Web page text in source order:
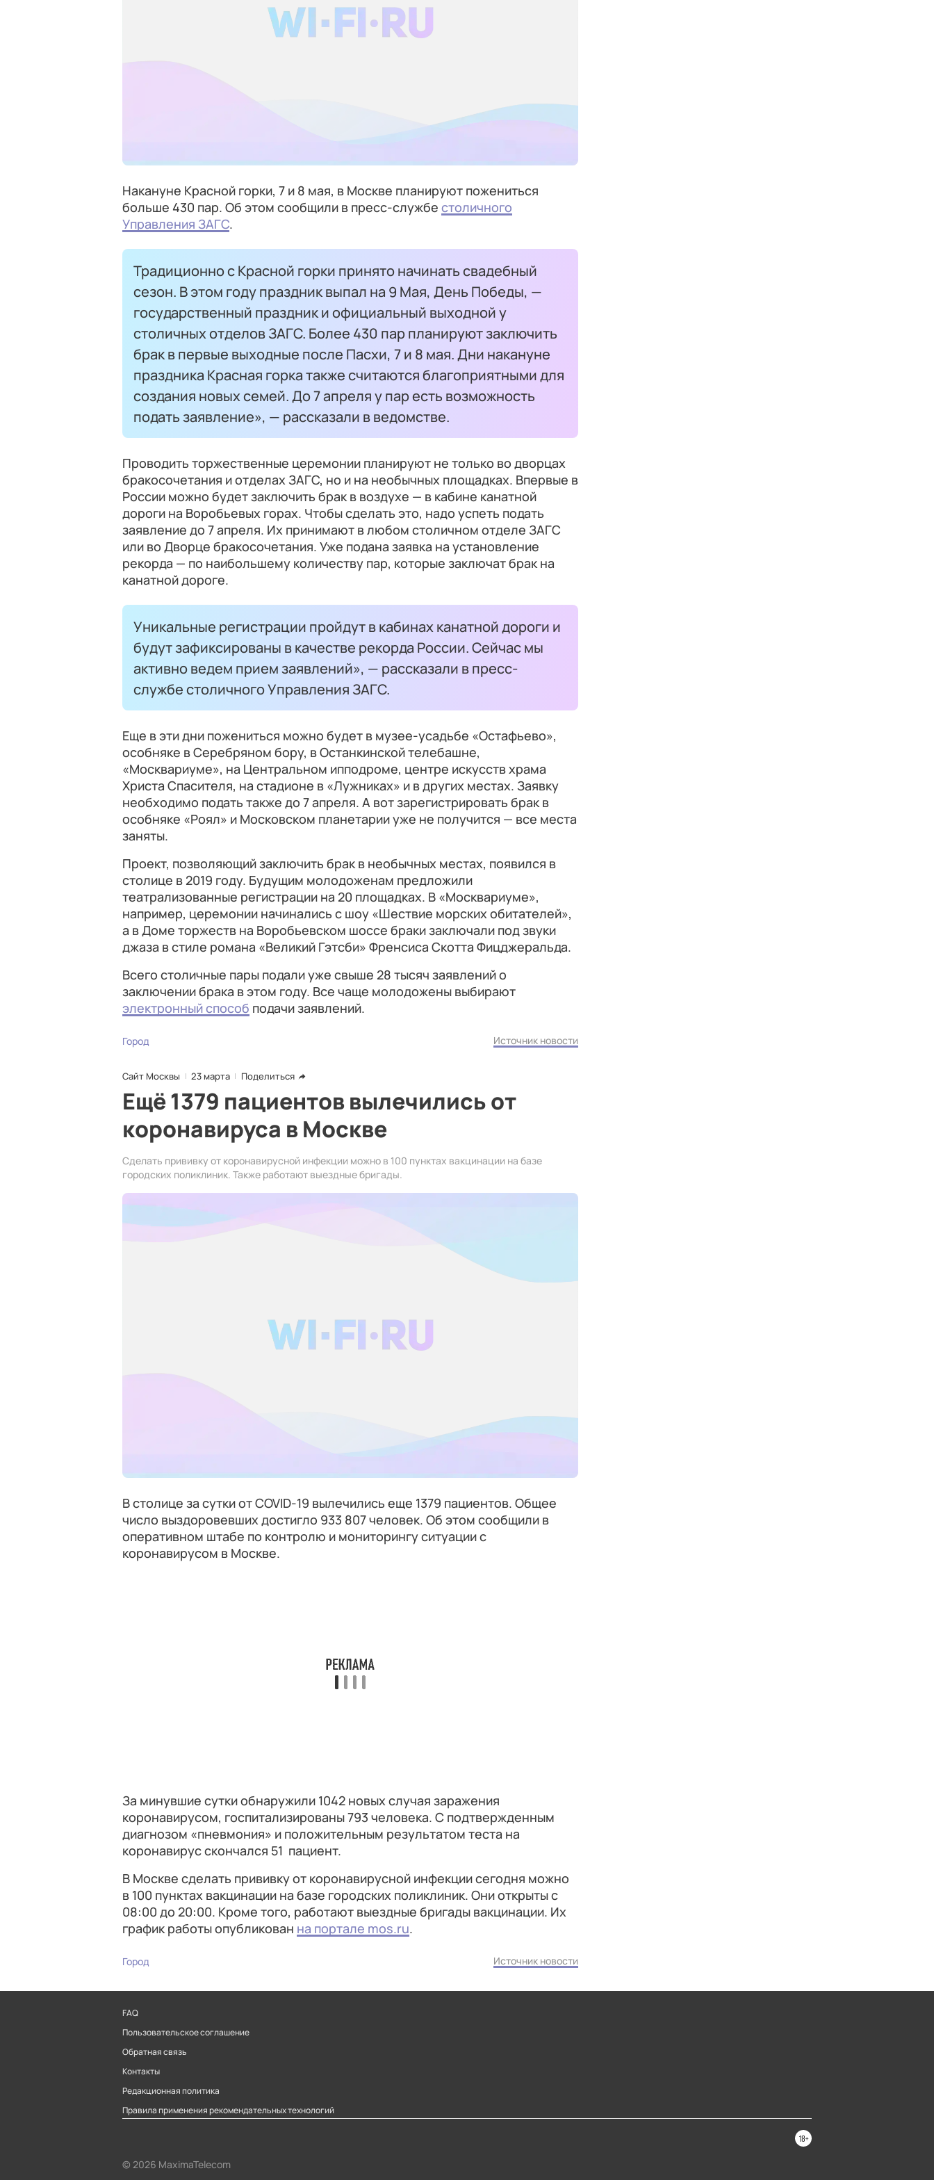
Накануне Красной горки, 7 и 8 мая, в Москве планируют пожениться
больше 430 пар. Об этом сообщили в пресс-службе столичного
Управления ЗАГС.
Традиционно с Красной горки принято начинать свадебный
сезон. В этом году праздник выпал на 9 Мая, День Победы, —
государственный праздник и официальный выходной у
столичных отделов ЗАГС. Более 430 пар планируют заключить
брак в первые выходные после Пасхи, 7 и 8 мая. Дни накануне
праздника Красная горка также считаются благоприятными для
создания новых семей. До 7 апреля у пар есть возможность
подать заявление», — рассказали в ведомстве.
Проводить торжественные церемонии планируют не только во дворцах
бракосочетания и отделах ЗАГС, но и на необычных площадках. Впервые в
России можно будет заключить брак в воздухе — в кабине канатной
дороги на Воробьевых горах. Чтобы сделать это, надо успеть подать
заявление до 7 апреля. Их принимают в любом столичном отделе ЗАГС
или во Дворце бракосочетания. Уже подана заявка на установление
рекорда — по наибольшему количеству пар, которые заключат брак на
канатной дороге.
Уникальные регистрации пройдут в кабинах канатной дороги и
будут зафиксированы в качестве рекорда России. Сейчас мы
активно ведем прием заявлений», — рассказали в пресс-
службе столичного Управления ЗАГС.
Еще в эти дни пожениться можно будет в музее-усадьбе «Остафьево»,
особняке в Серебряном бору, в Останкинской телебашне,
«Москвариуме», на Центральном ипподроме, центре искусств храма
Христа Спасителя, на стадионе в «Лужниках» и в других местах. Заявку
необходимо подать также до 7 апреля. А вот зарегистрировать брак в
особняке «Роял» и Московском планетарии уже не получится — все места
заняты.
Проект, позволяющий заключить брак в необычных местах, появился в
столице в 2019 году. Будущим молодоженам предложили
театрализованные регистрации на 20 площадках. В «Москвариуме»,
например, церемонии начинались с шоу «Шествие морских обитателей»,
а в Доме торжеств на Воробьевском шоссе браки заключали под звуки
джаза в стиле романа «Великий Гэтсби» Френсиса Скотта Фицджеральда.
Всего столичные пары подали уже свыше 28 тысяч заявлений о
заключении брака в этом году. Все чаще молодожены выбирают
электронный способ подачи заявлений.
Город Источник новости
Сайт Москвы 23 марта Поделиться
Ещё 1379 пациентов вылечились от
коронавируса в Москве
Сделать прививку от коронавирусной инфекции можно в 100 пунктах вакцинации на базе
городских поликлиник. Также работают выездные бригады.
В столице за сутки от COVID-19 вылечились еще 1379 пациентов. Общее
число выздоровевших достигло 933 807 человек. Об этом сообщили в
оперативном штабе по контролю и мониторингу ситуации с
коронавирусом в Москве.
За минувшие сутки обнаружили 1042 новых случая заражения
коронавирусом, госпитализированы 793 человека. С подтвержденным
диагнозом «пневмония» и положительным результатом теста на
коронавирус скончался 51 пациент.
В Москве сделать прививку от коронавирусной инфекции сегодня можно
в 100 пунктах вакцинации на базе городских поликлиник. Они открыты с
08:00 до 20:00. Кроме того, работают выездные бригады вакцинации. Их
график работы опубликован на портале mos.ru.
Город Источник новости
FAQ
Пользовательское соглашение
Обратная связь
Контакты
Редакционная политика
Правила применения рекомендательных технологий
© 2026 MaximaTelecom